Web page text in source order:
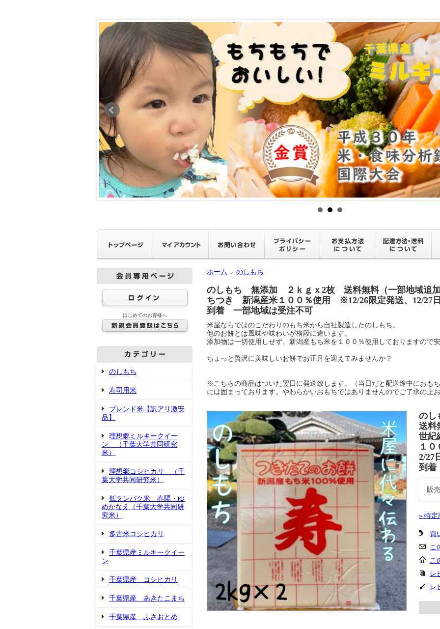
はじめてのお客様へ
のしもち
寿司用米
ブレンド米【訳アリ激安
品】
理想郷ミルキークイー
ン （千葉大学共同研究
米）
理想郷コシヒカリ （千
葉大学共同研究米）
低タンパク米 春陽・ゆ
めかなえ（千葉大学共同研
究米）
多古米コシヒカリ
千葉県産ミルキークイー
ン
千葉県産 コシヒカリ
千葉県産 あきたこまち
千葉県産 ふさおとめ
ホーム ＞ のしもち
のしもち 無添加 ２ｋｇｘ2枚 送料無料（一部地域追加
ちつき 新潟産米１００％使用 ※12/26限定発送、12/27
到着 一部地域は受注不可
米屋ならではのこだわりのもち米から自社製造したのしもち。
他のお餅とは風味や味わいが格段に違います。
添加物は一切使用しせず、新潟産もち米を１００％使用しておりますので
ちょっと贅沢に美味しいお餅でお正月を迎えてみませんか？
※こちらの商品はついた翌日に発送致します。（当日だと配送途中におも
には固まっております。やわらかいおもちではありませんのでご了承の上
の
送料
世紀
１
2/27
到着
販
» 特定
買
こ
こ
レ
レ